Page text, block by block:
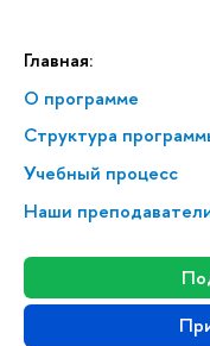
Главная:
О программе
Структура
Учебный процесс
Наши